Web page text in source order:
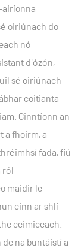
airíonna
oiriúnach do
nó
d'ózón,
sé oiriúnach
coitianta
Cinntíonn an
a fhoirm, a
fada, fiú
ról
maidir le
cinn ar shlí
ceimiceach.
na buntáistí a